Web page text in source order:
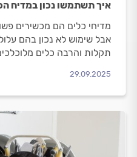
איך תשתמשו נכון במדיח
מדיחי כלים הם מכשירים
אבל שימוש לא נכון בהם
תקלות והרבה כלים
במדריך הבא.
29.09.2025